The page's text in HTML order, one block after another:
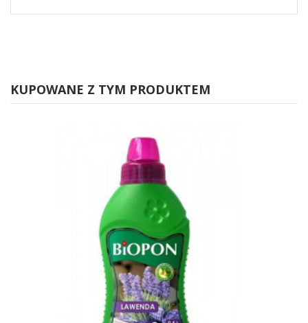
KUPOWANE Z TYM PRODUKTEM